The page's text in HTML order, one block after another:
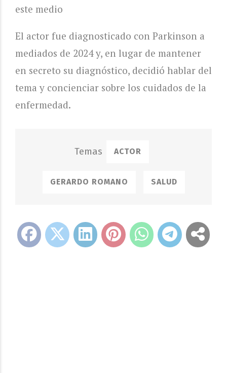
este medio
El actor fue diagnosticado con Parkinson a
mediados de 2024 y, en lugar de mantener
en secreto su diagnóstico, decidió hablar del
tema y concienciar sobre los cuidados de la
enfermedad.
ACTOR
GERARDO ROMANO SALUD